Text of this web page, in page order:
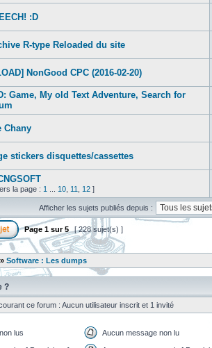
:D
R-type Reloaded du site
NonGood CPC (2016-02-20)
Game, My old Text Adventure, Search for
Chany
stickers disquettes/cassettes
la page : 1 10 11 12 ]
Afficher les sujets publiés depuis :
Page 1 sur5 [ 228 sujet(s) ]
» Software : Les dumps
?
ce forum : Aucun utilisateur inscrit et 1 invité
lus Aucun message non lu